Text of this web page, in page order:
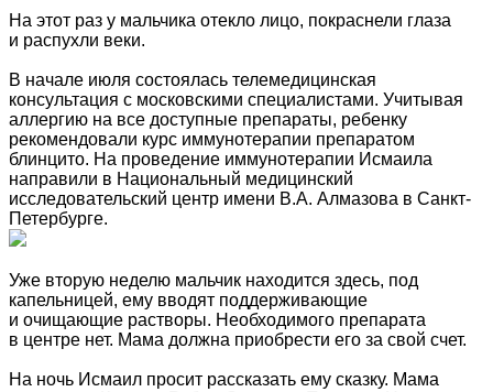
На этот раз у мальчика отекло лицо, покраснели глаза
и распухли веки.
В начале июля состоялась телемедицинская
консультация с московскими специалистами. Учитывая
аллергию на все доступные препараты, ребенку
рекомендовали курс иммунотерапии препаратом
блинцито. На проведение иммунотерапии Исмаила
направили в Национальный медицинский
исследовательский центр имени В.А. Алмазова в Санкт-
Петербурге.
Уже вторую неделю мальчик находится здесь, под
капельницей, ему вводят поддерживающие
и очищающие растворы. Необходимого препарата
в центре нет. Мама должна приобрести его за свой счет.
На ночь Исмаил просит рассказать ему сказку. Мама